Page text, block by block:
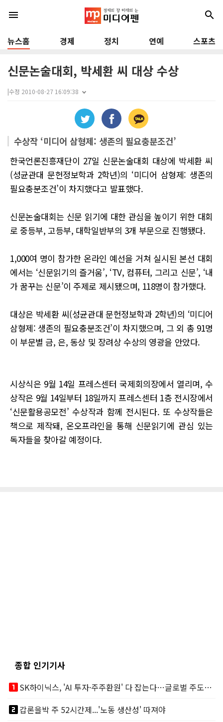
menu search
뉴스홈 경제 정치 연예 스포츠
신문논술대회, 박세환 씨 대상 수상
|수정 2010-08-27 16:09:38
수상작 ‘미디어 삼형제: 생존의 필요충분조건’
한국언론진흥재단이 27일 신문논술대회 대상에 박세환 씨
(성균관대 문헌정보학과 2학년)의 ‘미디어 삼형제: 생존의
필요충분조건’이 차지했다고 발표했다.
신문논술대회는 신문 읽기에 대한 관심을 높이기 위한 대회
로 중등부, 고등부, 대학일반부의 3개 부문으로 진행됐다.
1,000여 명이 참가한 온라인 예선을 거쳐 실시된 본선 대회
에서는 ‘신문읽기의 즐거움’, ‘TV, 컴퓨터, 그리고 신문’, ‘내
가 꿈꾸는 신문’이 주제로 제시됐으며, 118명이 참가했다.
대상은 박세환 씨(성균관대 문헌정보학과 2학년)의 ‘미디어
삼형제: 생존의 필요충분조건’이 차지했으며, 그 외 총 91명
이 부문별 금, 은, 동상 및 장려상 수상의 영광을 안았다.
시상식은 9월 14일 프레스센터 국제회의장에서 열리며, 수
상작은 9월 14일부터 18일까지 프레스센터 1층 전시장에서
‘신문활용공모전’ 수상작과 함께 전시된다. 또 수상작들은
책으로 제작돼, 온오프라인을 통해 신문읽기에 관심 있는
독자들을 찾아갈 예정이다.
종합 인기기사
looks_one
SK하이닉스, 'AI 투자·주주환원' 다 잡는다…글로벌 주도권 굳히기
looks_two갑론을박 주 52시간제...'노동 생산성' 따져야